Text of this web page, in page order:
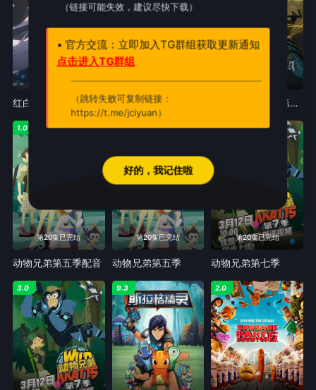
红白黑黄第五季RWBYSeason5 机械之声的传奇第四季
第20集已完结
1.0
动物兄弟第五季配音
第20集已完结
9.0
动物兄弟第五季
第20集已完结
5.0
动物兄弟第七季
3.0 9.3 2.0
（链接可能失效，建议尽快下载）
• 官方交流：立即加入TG群组获取更新通知
点击进入TG群组
（跳转失败可复制链接：
https://t.me/jciyuan）
好的，我记住啦